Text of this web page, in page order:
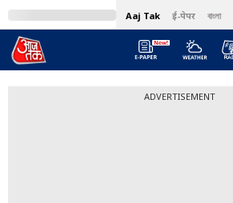
Aaj Tak ई-पेपर বাংলা
ADVERTISEMENT